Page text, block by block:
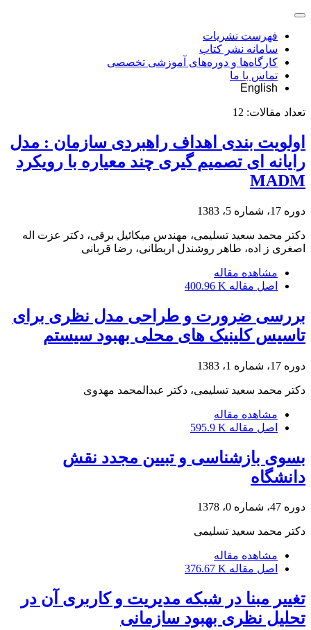
فهرست نشریات
سامانه نشر کتاب
کارگاه‌ها و دوره‌های آموزشی تخصصی
تماس با ما
English
تعداد مقالات: 12
اولویت بندی اهداف راهبردی سازمان : مدل
رایانه ای تصمیم گیری چند معیاره با رویکرد
MADM
دوره 17، شماره 5، 1383
دکتر محمد سعید تسلیمی، مهندس میکائیل برقی، دکتر عزت اله
اصغری ز اده، طاهر روشندل اربطانی، رضا قربانی
مشاهده مقاله
اصل مقاله 400.96 K
بررسی ضرورت و طراحی مدل نظری برای
تاسیس کلینیک های محلی بهبود سیستم
دوره 17، شماره 1، 1383
دکتر محمد سعید تسلیمی، دکتر عبدالمحمد مهدوی
مشاهده مقاله
اصل مقاله 595.9 K
بسوی بازشناسی و تبیین مجدد نقش
دانشگاه
دوره 47، شماره 0، 1378
دکتر محمد سعید تسلیمی
مشاهده مقاله
اصل مقاله 376.67 K
تغییر مبنا در شبکه مدیریت و کاربری آن در
تحلیل نظری بهبود سازمانی